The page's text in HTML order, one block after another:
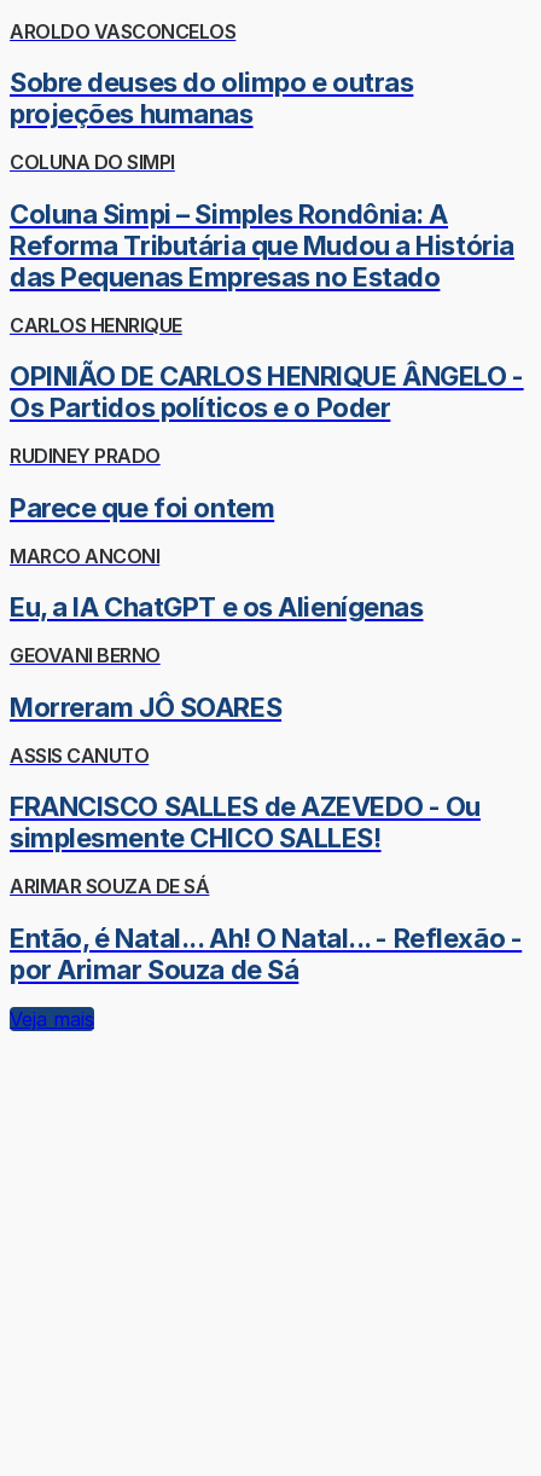
AROLDO VASCONCELOS
Sobre deuses do olimpo e outras
projeções humanas
COLUNA DO SIMPI
Coluna Simpi – Simples Rondônia: A
Reforma Tributária que Mudou a História
das Pequenas Empresas no Estado
CARLOS HENRIQUE
OPINIÃO DE CARLOS HENRIQUE ÂNGELO -
Os Partidos políticos e o Poder
RUDINEY PRADO
Parece que foi ontem
MARCO ANCONI
Eu, a IA ChatGPT e os Alienígenas
GEOVANI BERNO
Morreram JÔ SOARES
ASSIS CANUTO
FRANCISCO SALLES de AZEVEDO - Ou
simplesmente CHICO SALLES!
ARIMAR SOUZA DE SÁ
Então, é Natal... Ah! O Natal... - Reflexão -
por Arimar Souza de Sá
Veja mais